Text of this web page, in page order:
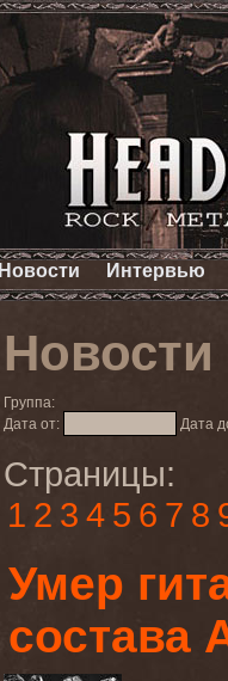
Новости Интервью
Новости
Группа:
Дата от:
Дата
Страницы:
1 2 3 4 5 6 7 8
Умер
состава